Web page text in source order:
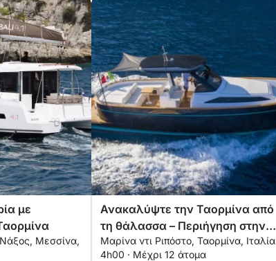
με
Νάξος, Μεσσίνα,
Ανακαλύψτε την Ταορμίνα από
τη θάλασσα – Περιήγηση στην
Ίσολα Μπέλα και τα Σπήλαια
Μαρίνα ντι Ριπόστο, Ταορμίνα, Ιταλία
4h00 · Μέχρι 12 άτομα